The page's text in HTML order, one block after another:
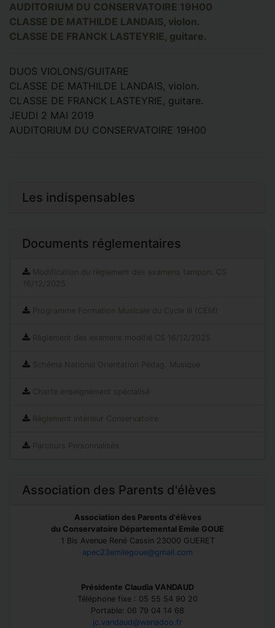
AUDITORIUM DU CONSERVATOIRE 19H00
CLASSE DE MATHILDE LANDAIS, violon.
CLASSE DE FRANCK LASTEYRIE, guitare.
DUOS VIOLONS/GUITARE
CLASSE DE MATHILDE LANDAIS, violon.
CLASSE DE FRANCK LASTEYRIE, guitare.
JEUDI 2 MAI 2019
AUDITORIUM DU CONSERVATOIRE 19H00
Les indispensables
Documents réglementaires
Modification du règlement des examens tampon. CS
16/12/2025
Programme Formation Musicale du Cycle III (CEM)
Règlement des examens modifié CS 16/12/2025
Schéma National Orientation Pédag. Musique
Charte enseignement spécialisé
Règlement intérieur Conservatoire
Parcours Personnalisés
Association des Parents d'élèves
Association des Parents d'élèves
du Conservatoire Départemental Emile GOUE
1 Bis Avenue René Cassin 23000 GUERET
apec23emilegoue@gmail.com
Présidente Claudia VANDAUD
Téléphone fixe : 05 55 54 90 20
Portable: 06 79 04 14 68
jc.vandaud@wanadoo.fr